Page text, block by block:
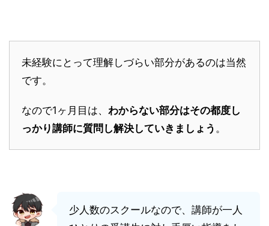
未経験にとって理解しづらい部分があるのは当然
です。
なので1ヶ月目は、 わからない部分はその都度し
っかり講師に質問し解決していきましょう 。
少人数のスクールなので、講師が一人